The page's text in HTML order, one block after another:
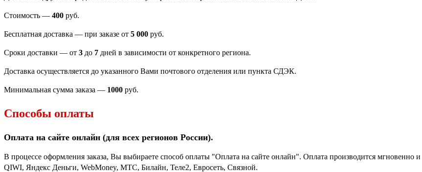
Стоимость — 400 руб.
Бесплатная доставка — при заказе от 5 000 руб.
Сроки доставки — от 3 до 7 дней в зависимости от конкретного региона.
Доставка осуществляется до указанного Вами почтового отделения или пункта СДЭК.
Минимальная сумма заказа — 1000 руб.
Способы оплаты
Оплата на сайте онлайн (для всех регионов России).
В процессе оформления заказа, Вы выбираете способ оплаты "Оплата на сайте онлайн". Оплата производится мгновенно и
QIWI, Яндекс Деньги, WebMoney, МТС, Билайн, Теле2, Евросеть, Связной.